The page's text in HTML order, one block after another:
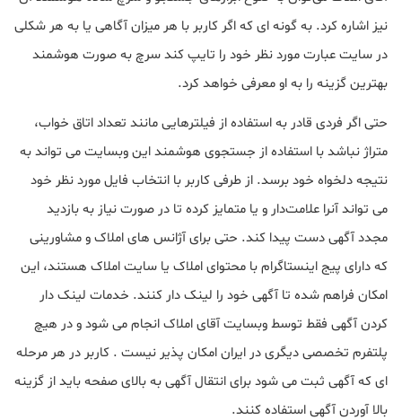
نیز اشاره کرد. به گونه ای که اگر کاربر با هر میزان آگاهی یا به هر شکلی
در سایت عبارت مورد نظر خود را تایپ کند سرچ به صورت هوشمند
بهترین گزینه را به او معرفی خواهد کرد.
حتی اگر فردی قادر به استفاده از فیلترهایی مانند تعداد اتاق خواب،
متراژ نباشد با استفاده از جستجوی هوشمند این وبسایت می تواند به
نتیجه‌ دلخواه خود برسد. از طرفی کاربر با انتخاب فایل مورد نظر خود
می تواند آنرا علامت‌دار و یا متمایز کرده تا در صورت نیاز به بازدید
مجدد آگهی دست پیدا کند. حتی برای آژانس های املاک و مشاورینی
که دارای پیج اینستاگرام با محتوای املاک یا سایت املاک هستند، این
امکان فراهم شده تا آگهی خود را لینک دار کنند. خدمات لینک دار
کردن آگهی فقط توسط وبسایت آقای املاک انجام می شود و در هیچ
پلتفرم تخصصی دیگری در ایران امکان پذیر نیست . کاربر در هر مرحله
ای که آگهی ثبت می شود برای انتقال آگهی به بالای صفحه باید از گزینه
بالا آوردن آگهی استفاده کنند.